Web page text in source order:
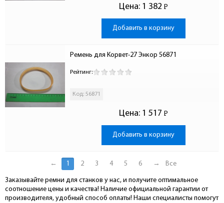
Цена: 1 382 Р
-
Добавить в корзину
Ремень для Корвет-27 Энкор 56871
Рейтинг:
Код: 56871
Цена: 1 517 Р
-
Добавить в корзину
← 1 2 3 4 5 6 → Все
Заказывайте ремни для станков у нас, и получите оптимальное
соотношение цены и качества! Наличие официальной гарантии от
производителя, удобный способ оплаты! Наши специалисты помогут